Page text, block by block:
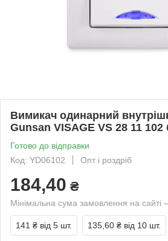
Вимикач одинарний
Gunsan VISAGE VS 28 11 102
Готово до відправки
Код: YD06102
Опт і роздріб
184,40 ₴
Мінімальна сума замовлення на сайті
141 ₴ від 5 шт. 135,60 ₴ від 10 шт.